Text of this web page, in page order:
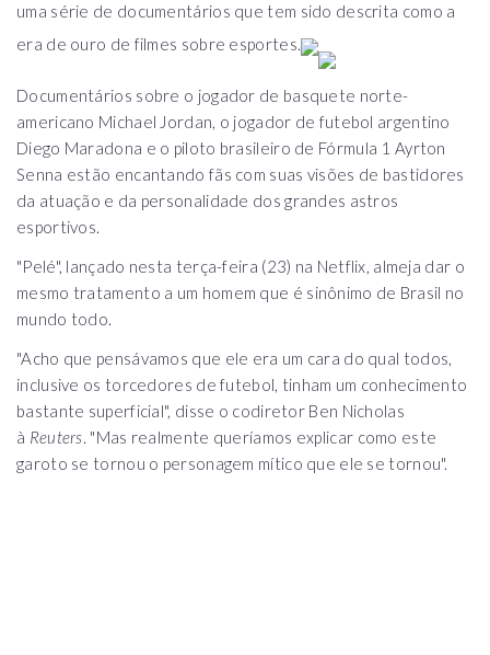
uma série de documentários que tem sido descrita como a
era de ouro de filmes sobre esportes.
Documentários sobre o jogador de basquete norte-
americano Michael Jordan, o jogador de futebol argentino
Diego Maradona e o piloto brasileiro de Fórmula 1 Ayrton
Senna estão encantando fãs com suas visões de bastidores
da atuação e da personalidade dos grandes astros
esportivos.
"Pelé", lançado nesta terça-feira (23) na Netflix, almeja dar o
mesmo tratamento a um homem que é sinônimo de Brasil no
mundo todo.
"Acho que pensávamos que ele era um cara do qual todos,
inclusive os torcedores de futebol, tinham um conhecimento
bastante superficial", disse o codiretor Ben Nicholas
à Reuters. "Mas realmente queríamos explicar como este
garoto se tornou o personagem mítico que ele se tornou".